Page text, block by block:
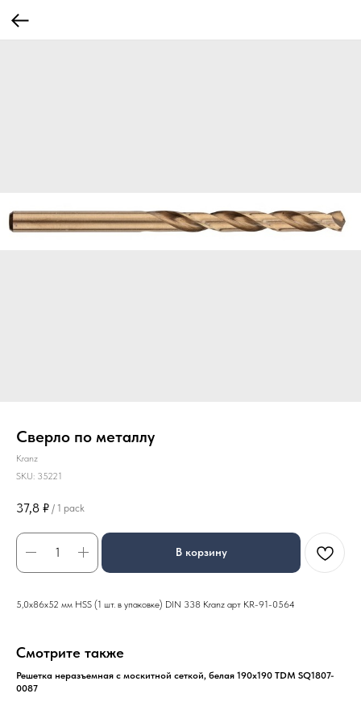
Сверло по металлу
Kranz
SKU: 35221
37,8 ₽ / 1 pack
В корзину
5,0х86х52 мм HSS (1 шт. в упаковке) DIN 338 Kranz арт KR-91-0564
Смотрите также
Решетка неразъемная с москитной сеткой, белая 190х190 TDM SQ1807-
0087